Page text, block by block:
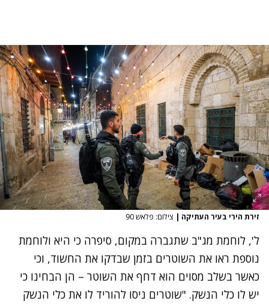
זירת הירי בעיר העתיקה | צילום: פלאש 90
ל', לוחמת מג"ב שתגברה במקום, סיפרה כי היא ולוחמת
נוספת ראו את השוטרים בזמן שבדקו את החשוד, וכי
כאשר בשלב מסוים הוא דחף את השוטר – הן הבחינו כי
יש לו כלי הנשק. "שוטרים ניסו להוריד לו את כלי הנשק